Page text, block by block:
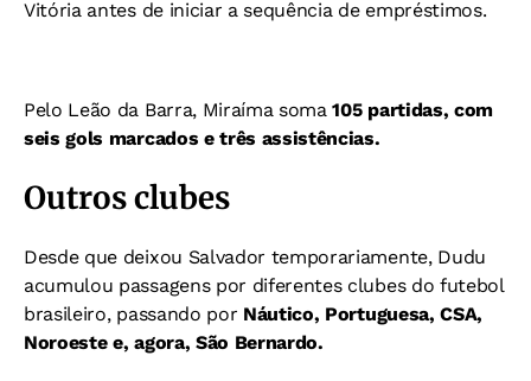
Vitória antes de iniciar a sequência de empréstimos.
Pelo Leão da Barra, Miraíma soma105 partidas, com
seis gols marcados e três assistências.
Outros clubes
Desde que deixou Salvador temporariamente, Dudu
acumulou passagens por diferentes clubes do futebol
brasileiro, passando por Náutico, Portuguesa,CSA,
Noroestee, agora, São Bernardo.